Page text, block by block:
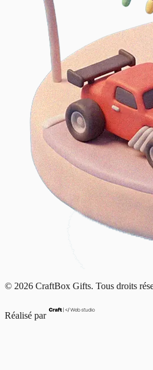
© 2026 CraftBox Gifts. Tous droits
Réalisé par